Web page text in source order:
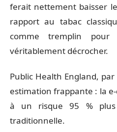
ferait nettement baisser
rapport au tabac
comme tremplin
véritablement décrocher.
Public Health England,
estimation frappante : la
à un risque 95 % plus
traditionnelle.